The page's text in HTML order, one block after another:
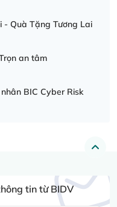
- Quà Tặng Tương Lai
an tâm
BIC Cyber Risk
tin từ BIDV